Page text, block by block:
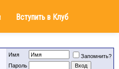
Вступить в Клуб
Имя
Запомнить?
Пароль